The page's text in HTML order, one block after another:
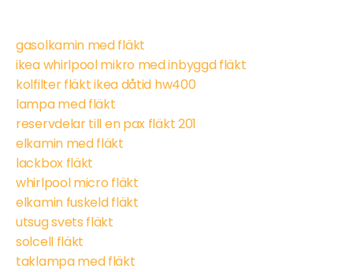
gasolkamin med fläkt
ikea whirlpool mikro med inbyggd fläkt
kolfilter fläkt ikea dåtid hw400
lampa med fläkt
reservdelar till en pax fläkt 201
elkamin med fläkt
lackbox fläkt
whirlpool micro fläkt
elkamin fuskeld fläkt
utsug svets fläkt
solcell fläkt
taklampa med fläkt